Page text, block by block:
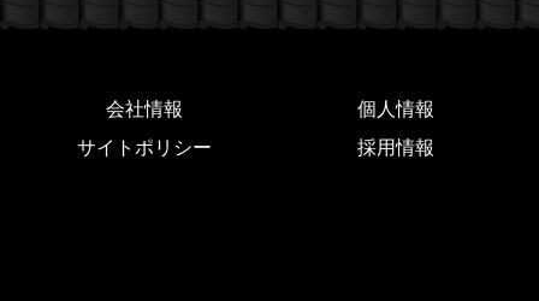
会社情報
個人情報
サイトポリシー
採用情報